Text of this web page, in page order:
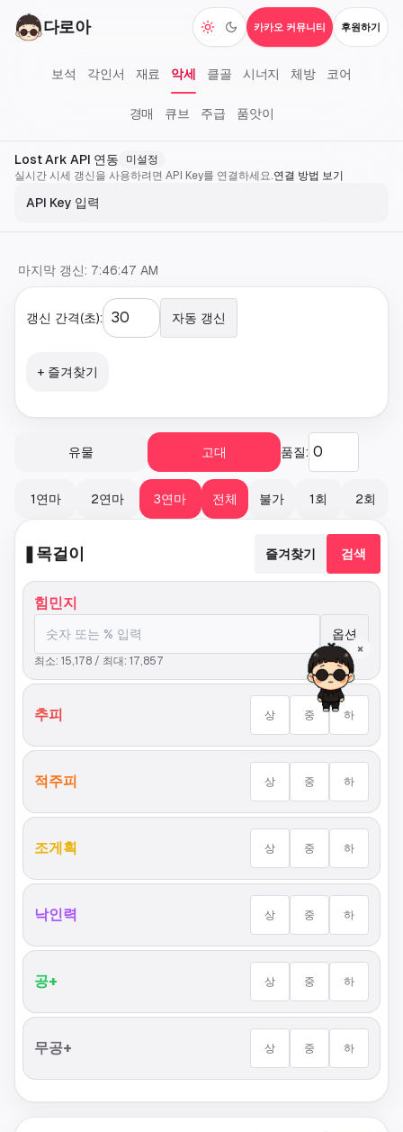
다로아 다크 모드 전환
카카오 커뮤니티 후원하기
보석 각인서 재료 악세 클골 시너지 체방 코어
경매 큐브 주급 품앗이
Lost Ark API 연동
미설정
실시간 시세 갱신을 사용하려면 API Key를 연결하세요.연결 방법 보기
API Key 입력
마지막 갱신: 7:46:47 AM
갱신 간격(초): 자동 갱신
+ 즐겨찾기
유물 고대 품질:
1연마 2연마 3연마 전체 불가 1회 2회
목걸이 즐겨찾기 검색
힘민지
옵션
최소: 15,178 / 최대: 17,857
추피 상 중 하
적주피 상 중 하
조게획 상 중 하
낙인력 상 중 하
공+ 상 중 하
무공+ 상 중 하
×